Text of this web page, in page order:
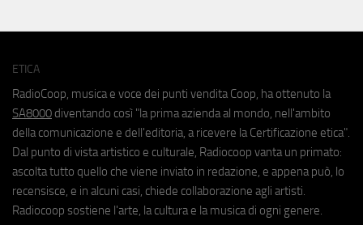
ETICA
RadioCoop, musica e voce dei punti vendita Coop, ha ottenuto la
SA8000 diventando così "la prima azienda al mondo, nell'ambito
della comunicazione e dell'editoria, a ricevere la Certificazione etica".
Dal punto di vista artistico e culturale, Radiocoop vanta un primato:
ascolta tutto quello che viene inviato in redazione, e appena può, lo
recensisce, e in alcuni casi, chiede collaborazione agli artisti.
Radiocoop sostiene l'arte, la cultura e la musica di ogni genere.